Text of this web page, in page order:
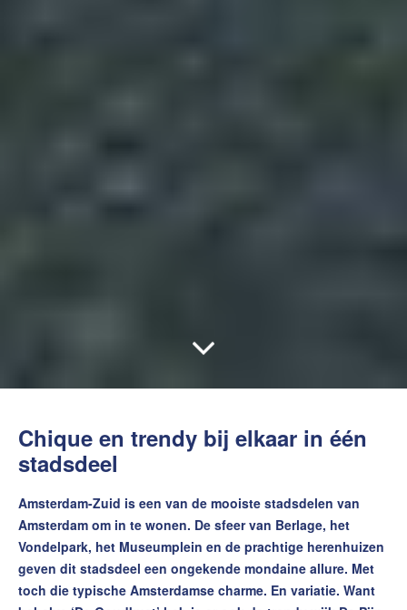
Chique en trendy bij elkaar in één
stadsdeel
Amsterdam-Zuid is een van de mooiste stadsdelen van
Amsterdam om in te wonen. De sfeer van Berlage, het
Vondelpark, het Museumplein en de prachtige herenhuizen
geven dit stadsdeel een ongekende mondaine allure. Met
toch die typische Amsterdamse charme. En variatie. Want